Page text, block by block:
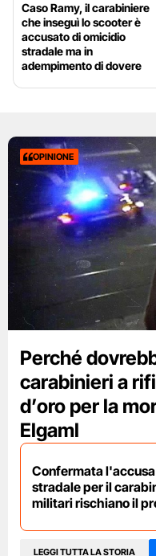
Caso Ramy, il carabiniere
che inseguì lo scooter è
accusato di omicidio
stradale ma in
adempimento di dovere
OPINIONE
Perché
carabinieri a
d’oro per la
Elgaml
Confermata
stradale per il
militari rischiano il
LEGGI TUTTA LA STORIA